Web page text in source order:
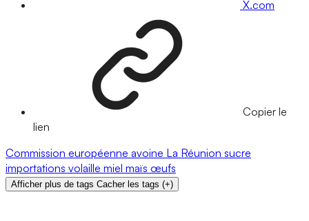
X.com
Copier le
lien
Commission européenne avoine La Réunion sucre
importations volaille miel maïs œufs
Afficher plus de tags Cacher les tags (+)